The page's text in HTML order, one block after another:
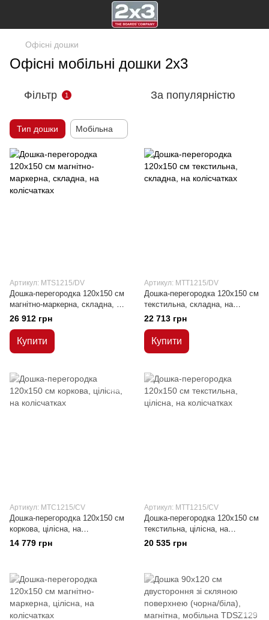
Офісні дошки
Офісні мобільні дошки 2х3
Фільтр 1 За популярністю
Тип дошки Мобільна
Артикул: MTS1215/DV
Дошка-перегородка 120x150 см
магнітно-маркерна, складна, на
колісчатках
26 912 грн
Купити
Артикул: MTT1215/DV
Дошка-перегородка 120x150 см
текстильна, складна, на
колісчатках
22 713 грн
Купити
Артикул: MTC1215/CV
Дошка-перегородка 120x150 см
коркова, цілісна, на
колісчатках
14 779 грн
Артикул: MTT1215/CV
Дошка-перегородка 120x150 см
текстильна, цілісна, на
колісчатках
20 535 грн